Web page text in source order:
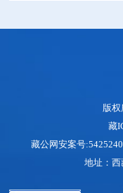
版
藏
藏公网安案号
地址：